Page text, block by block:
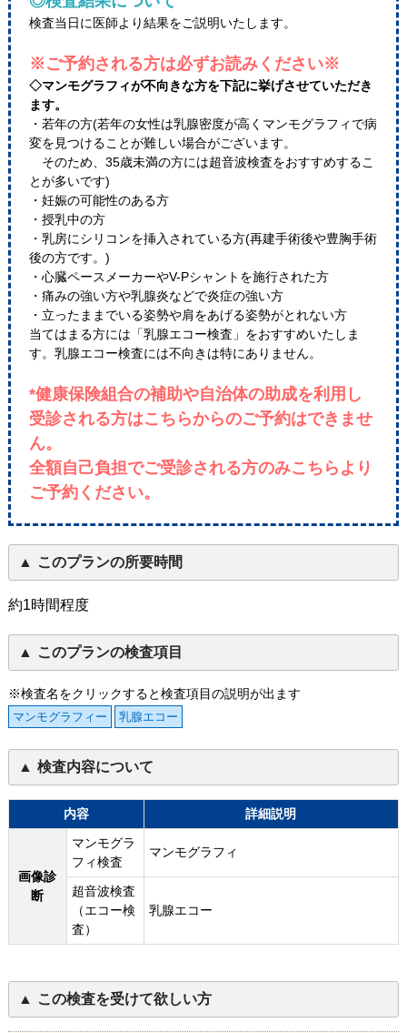
検査当日に医師より結果をご説明いたします。
※ご予約される方は必ずお読みください※
◇マンモグラフィが不向きな方を下記に挙げさせていただき
ます。
・若年の方(若年の女性は乳腺密度が高くマンモグラフィで病
変を見つけることが難しい場合がございます。
そのため、35歳未満の方には超音波検査をおすすめするこ
とが多いです)
・妊娠の可能性のある方
・授乳中の方
・乳房にシリコンを挿入されている方(再建手術後や豊胸手術
後の方です。)
・心臓ペースメーカーやV-Pシャントを施行された方
・痛みの強い方や乳腺炎などで炎症の強い方
・立ったままでいる姿勢や肩をあげる姿勢がとれない方
当てはまる方には「乳腺エコー検査」をおすすめいたしま
す。乳腺エコー検査には不向きは特にありません。
*健康保険組合の補助や自治体の助成を利用し
受診される方はこちらからのご予約はできませ
ん。
全額自己負担でご受診される方のみこちらより
ご予約ください。
このプランの所要時間
約1時間程度
このプランの検査項目
※検査名をクリックすると検査項目の説明が出ます
マンモグラフィー 乳腺エコー
検査内容について
内容 詳細説明
画像診
断
マンモグラ
フィ検査
マンモグラフィ
超音波検査
（エコー検
査）
乳腺エコー
この検査を受けて欲しい方